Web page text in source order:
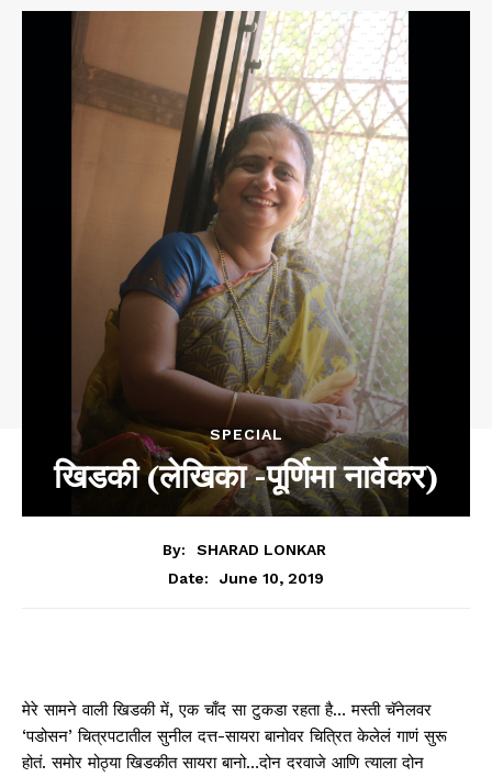
SPECIAL
खिडकी (लेखिका -पूर्णिमा नार्वेकर)
By:
SHARAD LONKAR
Date:
June 10, 2019
मेरे सामने वाली खिडकी में, एक चाँद सा टुकडा रहता है… मस्ती चॅनेलवर
‘पडोसन’ चित्रपटातील सुनील दत्त-सायरा बानोवर चित्रित केलेलं गाणं सुरू
होतं. समोर मोठ्या खिडकीत सायरा बानो…दोन दरवाजे आणि त्याला दोन